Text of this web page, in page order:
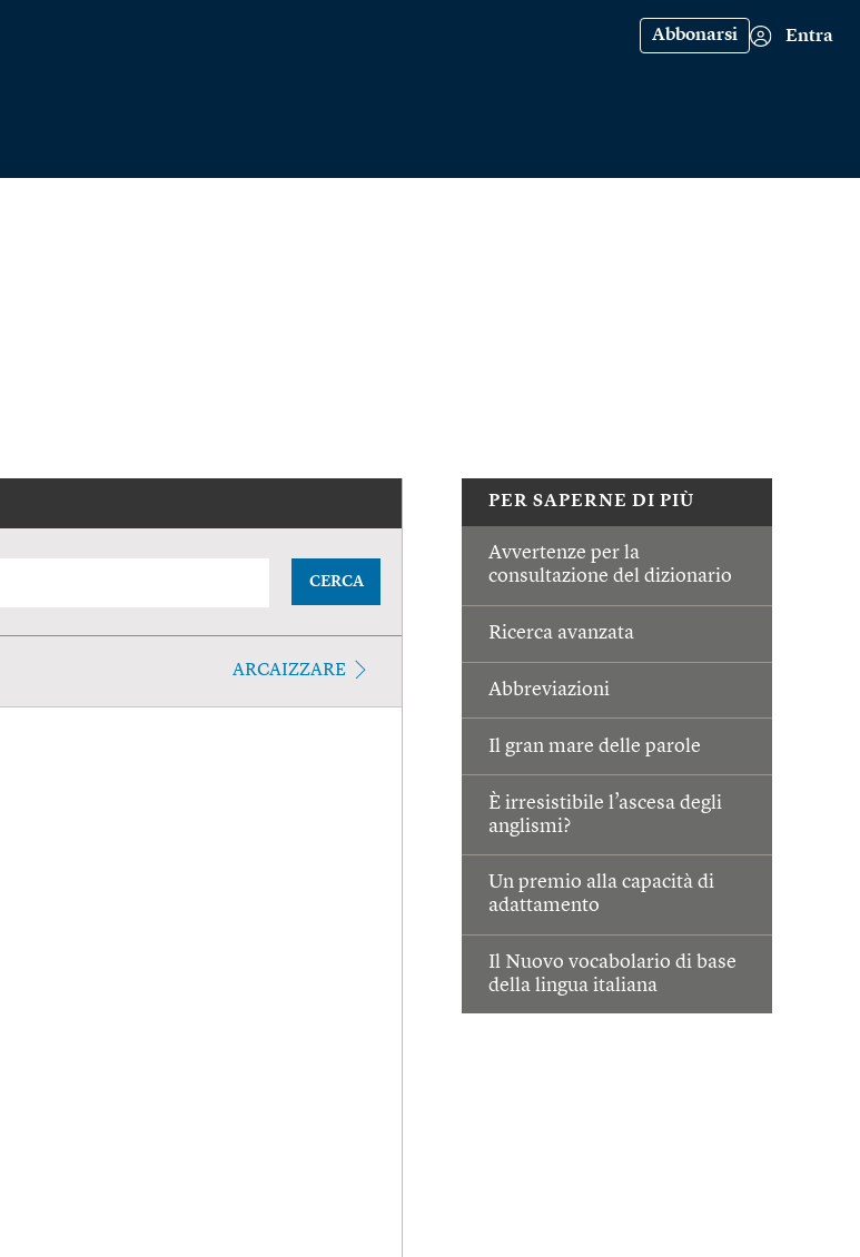
Abbonarsi Entra
PER SAPERNE DI PIÙ
Avvertenze per la
consultazione del dizionario
Ricerca avanzata
Abbreviazioni
Il gran mare delle parole
È irresistibile l’ascesa degli
anglismi?
Un premio alla capacità di
adattamento
Il Nuovo vocabolario di base
della lingua italiana
CERCA
ARCAIZZARE